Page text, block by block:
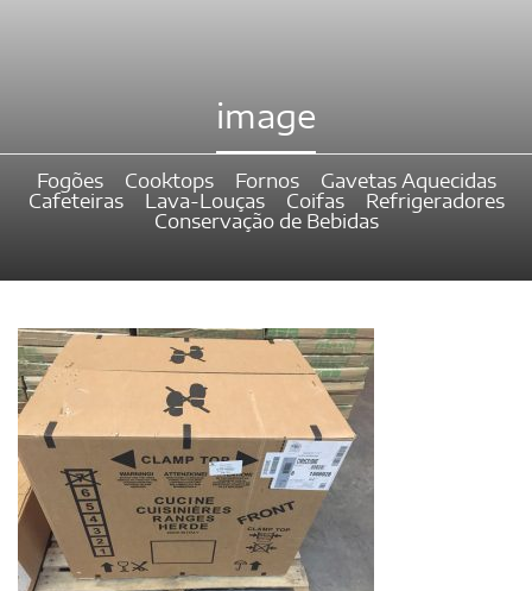
image
Fogões Cooktops Fornos
Gavetas Aquecidas
Cafeteiras
Lava-Louças Coifas
Refrigeradores
Conservação de Bebidas